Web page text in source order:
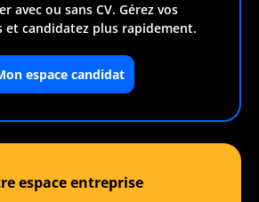
avec ou sans CV. Gérez vos
et candidatez plus rapidement.
espace candidat
espace entreprise